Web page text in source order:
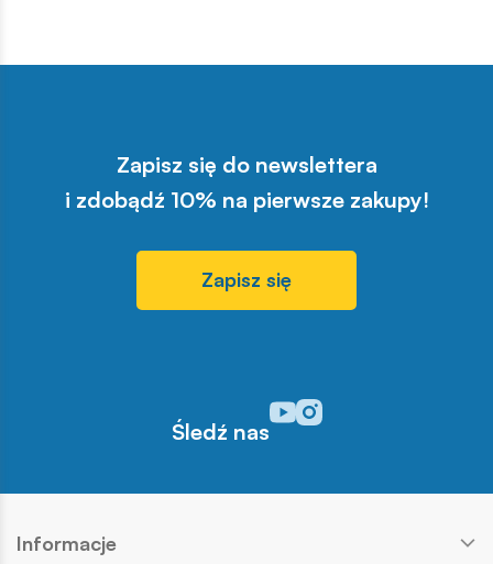
Zapisz się do newslettera
i zdobądź 10% na pierwsze zakupy!
Zapisz się
Śledź nas
Odwiedź nasz profil w
Odwiedź nasz profil w
Informacje